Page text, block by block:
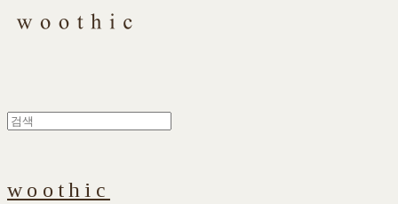
woothic